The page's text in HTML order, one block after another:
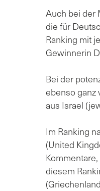
Auch bei der
die für
Ranking mit
Gewinnerin
Bei der
ebenso ganz
aus Israel
Im Ranking
(United
diesem